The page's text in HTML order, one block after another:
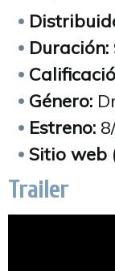
Duración:
Género:
Estreno:
Sitio web
Trailer